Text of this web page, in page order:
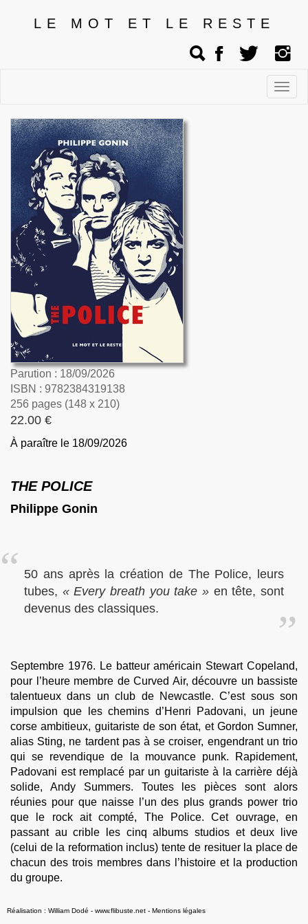
LE MOT ET LE RESTE
Parution : 18/09/2026
ISBN : 9782384319138
256 pages (148 x 210)
22.00 €
À paraître le 18/09/2026
THE POLICE
Philippe Gonin
50 ans après la création de The Police, leurs
tubes, « Every breath you take » en tête, sont
devenus des classiques.
Septembre 1976. Le batteur américain Stewart Copeland,
pour l’heure membre de Curved Air, découvre un bassiste
talentueux dans un club de Newcastle. C’est sous son
impulsion que les chemins d’Henri Padovani, un jeune
corse ambitieux, guitariste de son état, et Gordon Sumner,
alias Sting, ne tardent pas à se croiser, engendrant un trio
qui se revendique de la mouvance punk. Rapidement,
Padovani est remplacé par un guitariste à la carrière déjà
solide, Andy Summers. Toutes les pièces sont alors
réunies pour que naisse l’un des plus grands power trio
que le rock ait compté, The Police. Cet ouvrage, en
passant au crible les cinq albums studios et deux live
(celui de la reformation inclus) tente de resituer la place de
chacun des trois membres dans l’histoire et la production
du groupe.
Réalisation : William Dodé - www.flibuste.net - Mentions légales